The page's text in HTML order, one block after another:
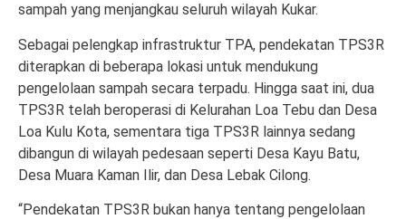
sampah yang menjangkau seluruh wilayah Kukar.
Sebagai pelengkap infrastruktur TPA, pendekatan TPS3R
diterapkan di beberapa lokasi untuk mendukung
pengelolaan sampah secara terpadu. Hingga saat ini, dua
TPS3R telah beroperasi di Kelurahan Loa Tebu dan Desa
Loa Kulu Kota, sementara tiga TPS3R lainnya sedang
dibangun di wilayah pedesaan seperti Desa Kayu Batu,
Desa Muara Kaman Ilir, dan Desa Lebak Cilong.
“Pendekatan TPS3R bukan hanya tentang pengelolaan